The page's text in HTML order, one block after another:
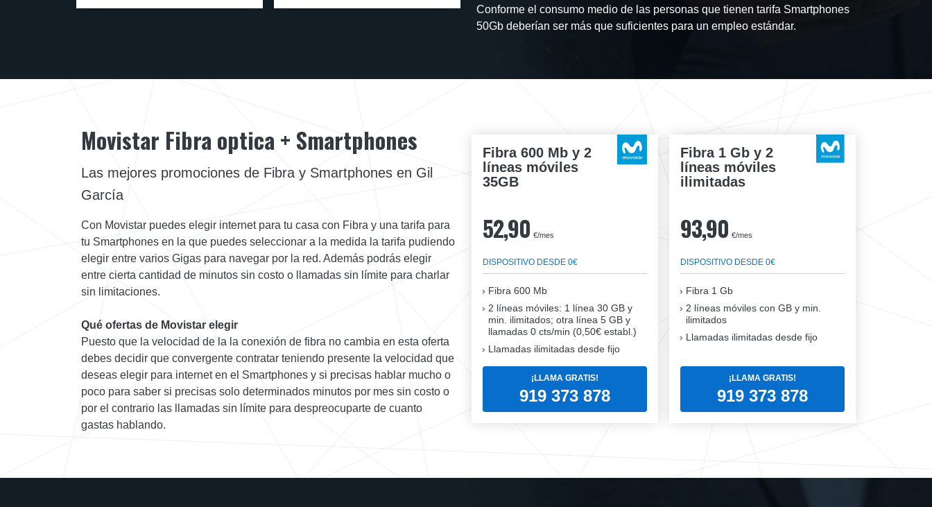
Conforme el consumo medio de las personas que tienen tarifa Smartphones
50Gb deberían ser más que suficientes para un empleo estándar.
Fibra 600 Mb y 2
líneas móviles
35GB
52,90 €/mes
DISPOSITIVO DESDE 0€
Fibra 600 Mb
2 líneas móviles: 1 línea 30 GB y
min. ilimitados; otra línea 5 GB y
llamadas 0 cts/min (0,50€ establ.)
Llamadas ilimitadas desde fijo
¡LLAMA GRATIS!
919 373 878
Fibra 1 Gb y 2
líneas móviles
ilimitadas
93,90 €/mes
DISPOSITIVO DESDE 0€
Fibra 1 Gb
2 líneas móviles con GB y min.
ilimitados
Llamadas ilimitadas desde fijo
¡LLAMA GRATIS!
919 373 878
Movistar Fibra optica + Smartphones
Las mejores promociones de Fibra y Smartphones en Gil
García
Con Movistar puedes elegir internet para tu casa con Fibra y una tarifa para
tu Smartphones en la que puedes seleccionar a la medida la tarifa pudiendo
elegir entre varios Gigas para navegar por la red. Además podrás elegir
entre cierta cantidad de minutos sin costo o llamadas sin límite para charlar
sin limitaciones.
Qué ofertas de Movistar elegir
Puesto que la velocidad de la la conexión de fibra no cambia en esta oferta
debes decidir que convergente contratar teniendo presente la velocidad que
deseas elegir para internet en el Smartphones y si precisas hablar mucho o
poco para saber si precisas solo determinados minutos por mes sin costo o
por el contrario las llamadas sin límite para despreocuparte de cuanto
gastas hablando.